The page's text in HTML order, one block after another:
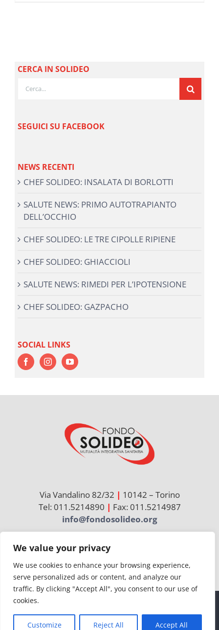
We value your privacy
We use cookies to enhance your browsing experience,
serve personalized ads or content, and analyze our
traffic. By clicking "Accept All", you consent to our use of
cookies.
Customize Reject All Accept All
CERCA IN SOLIDEO
SEGUICI SU FACEBOOK
NEWS RECENTI
CHEF SOLIDEO: INSALATA DI BORLOTTI
SALUTE NEWS: PRIMO AUTOTRAPIANTO
DELL’OCCHIO
CHEF SOLIDEO: LE TRE CIPOLLE RIPIENE
CHEF SOLIDEO: GHIACCIOLI
SALUTE NEWS: RIMEDI PER L’IPOTENSIONE
CHEF SOLIDEO: GAZPACHO
SOCIAL LINKS
Via Vandalino 82/32 | 10142 – Torino
Tel: 011.5214890 | Fax: 011.5214987
info@fondosolideo.org
Cerca
per: